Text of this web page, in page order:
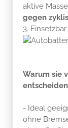
aktive
gegen
3.
Warum sie
- Ideal
ohne